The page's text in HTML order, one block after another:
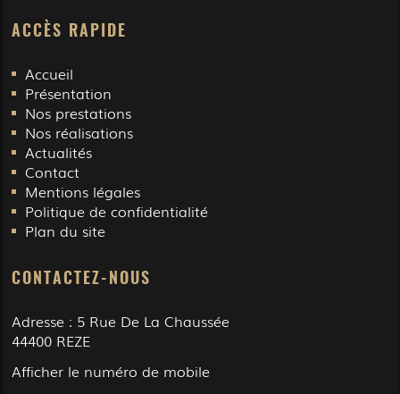
ACCÈS RAPIDE
Accueil
Présentation
Nos prestations
Nos réalisations
Actualités
Contact
Mentions légales
Politique de confidentialité
Plan du site
CONTACTEZ-NOUS
Adresse : 5 Rue De La Chaussée
44400 REZE
Afficher le numéro de mobile